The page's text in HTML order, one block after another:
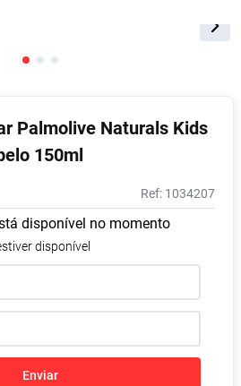
Palmolive Naturals Kids
150ml
: 1034207
disponível no momento
disponível
Enviar